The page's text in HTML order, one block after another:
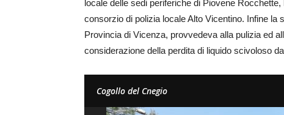
locale delle sedi periferiche di Piovene Rocchette,
consorzio di polizia locale Alto Vicentino. Infine la
Provincia di Vicenza, provvedeva alla pulizia ed
considerazione della perdita di liquido scivoloso
Cogollo del Cnegio